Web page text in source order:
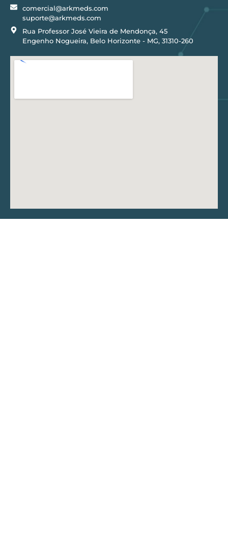
comercial@arkmeds.com
suporte@arkmeds.com
Rua Professor José Vieira de Mendonça, 45
Engenho Nogueira, Belo Horizonte - MG, 31310-260